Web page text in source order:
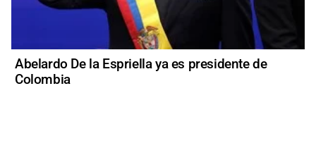
Abelardo De la Espriella ya es presidente de
Colombia